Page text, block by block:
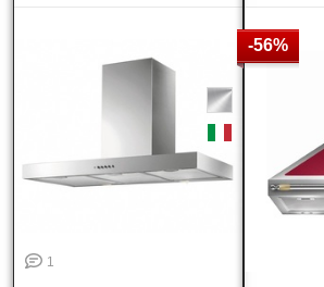
86 см(1)
100 см
1
-56%